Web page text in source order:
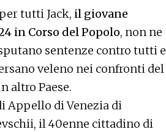
tutti Jack, il giovane
in Corso del Popolo, non ne
sentenze contro tutti e
veleno nei confronti del
altro Paese.
Appello di Venezia di
il 40enne cittadino di